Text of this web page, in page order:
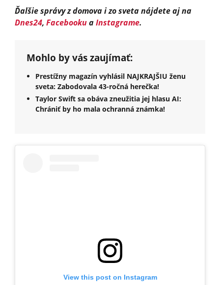
Ďalšie správy z domova i zo sveta nájdete aj na
Dnes24, FacebookuaInstagrame.
Mohlo by vás zaujímať:
Prestížny magazín vyhlásil NAJKRAJŠIU ženu
sveta: Zabodovala 43-ročná herečka!
Taylor Swift sa obáva zneužitia jej hlasu AI:
Chrániť by ho mala ochranná známka!
View this post on Instagram